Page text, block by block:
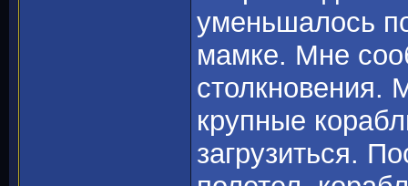
уменьшалось
мамке. Мне
столкновения.
крупные
загрузиться.